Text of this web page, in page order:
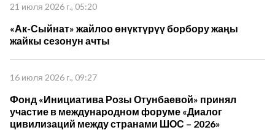
21 июля 2026 г., 05:20
«Ак-Сыйнат» жайлоо өнүктүрүү борбору жаңы
жайкы сезонун ачты
16 июля 2026 г., 09:27
Фонд «Инициатива Розы Отунбаевой» принял
участие в международном форуме «Диалог
цивилизаций между странами ШОС – 2026»